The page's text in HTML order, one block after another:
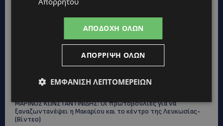
STORIES
ΕΞΩΤΙΚΑ ΖΩΑ ΣΤΗΝ ΚΥΠΡΟ: Πότε επιτρέπεται και πότε
απαγορεύεται να έχεις μαϊμού ως κατοικίδιο – Ποια ζώα
μπορείς να διατηρείς νόμιμα
ΧΩΡΙΣ ΣΩΣΣΙΒΙΟ Η ΘΑΛΑΣΣΙΑ ΣΥΝΔΕΣΗ ΚΥΠΡΟΥ-ΕΛΛΑΔΑΣ:
ΜΑΡΙΝΟΣ ΚΩΝΣΤΑΝΤΙΝΙΔΗΣ: Οι πρωτοβουλίες για να
ξαναζωντανέψει η Μακαρίου και το κέντρο της Λευκωσίας-
(Βίντεο)
ΑΠΟΔΟΧΉ ΌΛΩΝ
ΑΠΌΡΡΙΨΗ ΌΛΩΝ
ΕΜΦΆΝΙΣΗ ΛΕΠΤΟΜΕΡΕΙΏΝ